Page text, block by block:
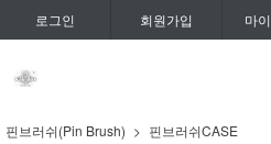
로그인 회원가입 마
핀브러쉬(Pin Brush) 핀브러쉬CASE